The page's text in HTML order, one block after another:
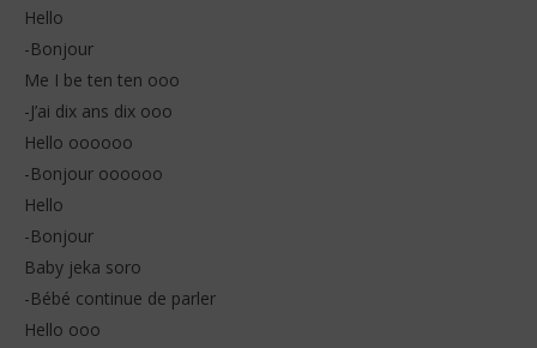
Hello
-Bonjour
Me I be ten ten ooo
-J’ai dix ans dix ooo
Hello oooooo
-Bonjour oooooo
Hello
-Bonjour
Baby jeka soro
-Bébé continue de parler
Hello ooo